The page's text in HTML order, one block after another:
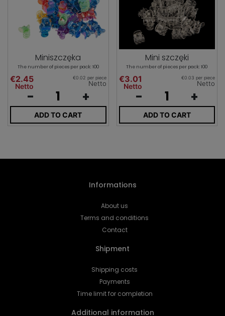
Miniszczęka
The number of pieces per pack: 100
€2.45
Netto
€0.02 per piece
Netto
- +
ADD TO CART
Mini szczęki
The number of pieces per pack: 100
€3.01
Netto
€0.03 per piece
Netto
- +
ADD TO CART
Informations
About us
Terms and conditions
Contact
Shipment
Shipping costs
Payments
Time limit for completion
Additional information